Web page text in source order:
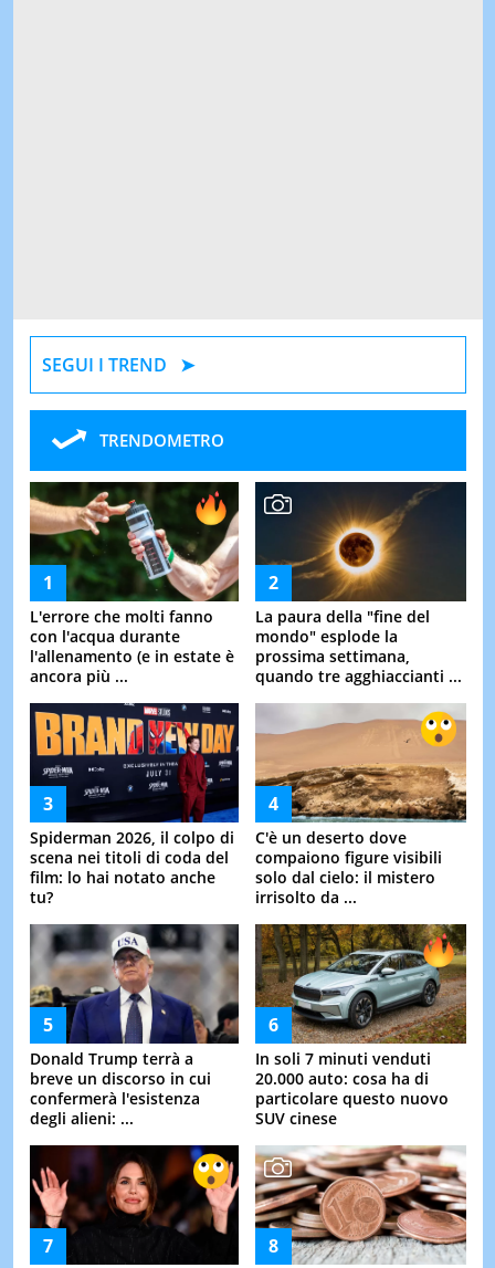
SEGUI I TREND
TRENDOMETRO
L'errore che molti fanno
con l'acqua durante
l'allenamento (e in estate è
ancora più ...
La paura della "fine del
mondo" esplode la
prossima settimana,
quando tre agghiaccianti ...
Spiderman 2026, il colpo di
scena nei titoli di coda del
film: lo hai notato anche
tu?
C'è un deserto dove
compaiono figure visibili
solo dal cielo: il mistero
irrisolto da ...
Donald Trump terrà a
breve un discorso in cui
confermerà l'esistenza
degli alieni: ...
In soli 7 minuti venduti
20.000 auto: cosa ha di
particolare questo nuovo
SUV cinese